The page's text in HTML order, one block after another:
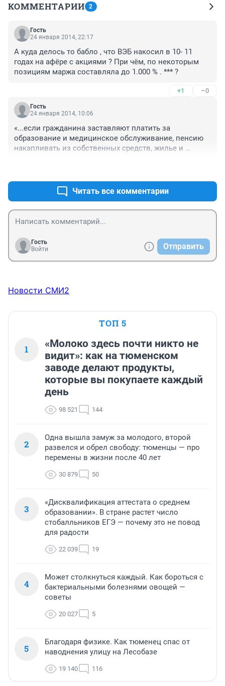
КОММЕНТАРИИ 2
Гость
24 января 2014, 22:17
А куда делось то бабло , что ВЭБ накосил в 10- 11
годах на афёре с акциями ? При чём, по некоторым
позициям маржа составляла до 1.000 % . *** ?
+1 –0
Гость
24 января 2014, 10:06
«...если гражданина заставляют платить за
образование и медицинское обслуживание, пенсию
накапливать из собственных средств, жилье и
содержать безумную армию чиновников? Я всегда на
всех уровнях говорил, что здравоохранение,
образование и наука должны обеспечиваться из
бюджета. Если государство сваливает эту заботу на
нас самих, пусть исчезнет, нам будет гораздо легче».
Ж. И. Алферов, российский ученый, лауреат
Нобелевской премии
Читать все комментарии
Гость
Войти
Отправить
Новости СМИ2
ТОП 5
1
«Молоко здесь почти никто не
видит»: как на тюменском
заводе делают продукты,
которые вы покупаете каждый
день
98 521 144
2
Одна вышла замуж за молодого, второй
развелся и обрел свободу: тюменцы — про
перемены в жизни после 40 лет
30 879 50
3
«Дисквалификация аттестата о среднем
образовании». В стране растет число
стобалльников ЕГЭ — почему это не повод
для радости
22 039 19
4
Может столкнуться каждый. Как бороться с
бактериальными болезнями овощей —
советы
20 027 5
5
Благодаря физике. Как тюменец спас от
наводнения улицу на Лесобазе
19 140 116